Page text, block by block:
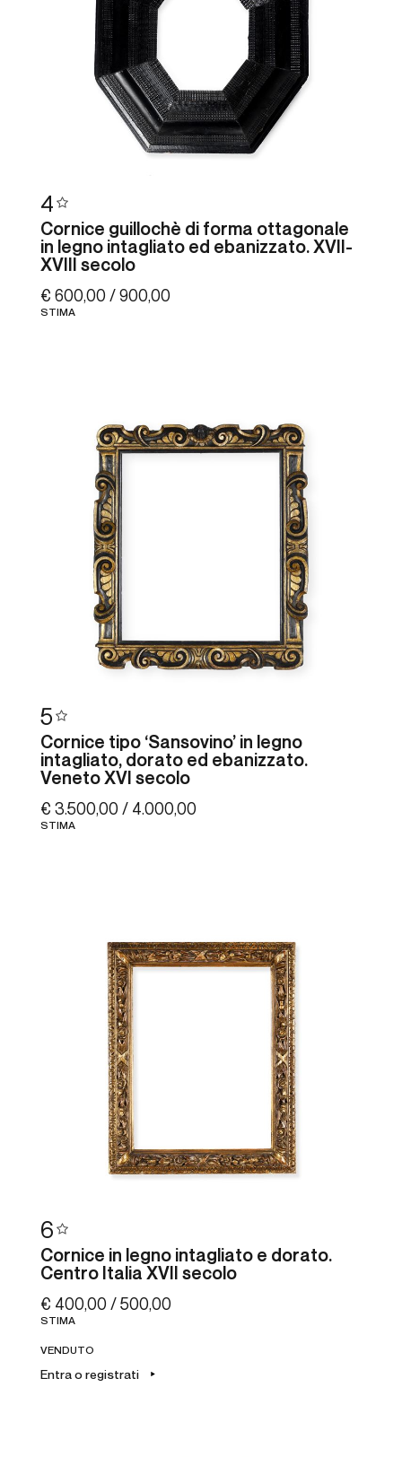
4
Cornice guillochè di forma ottagonale
in legno intagliato ed ebanizzato. XVII-
XVIII secolo
€ 600,00 / 900,00
STIMA
5
Cornice tipo ‘Sansovino’ in legno
intagliato, dorato ed ebanizzato.
Veneto XVI secolo
€ 3.500,00 / 4.000,00
STIMA
6
Cornice in legno intagliato e dorato.
Centro Italia XVII secolo
€ 400,00 / 500,00
STIMA
VENDUTO
Entra o registrati